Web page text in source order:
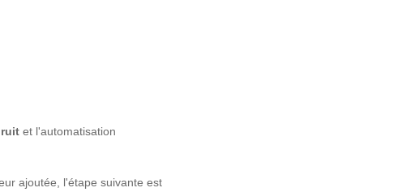
et l'automatisation
ajoutée, l'étape suivante est